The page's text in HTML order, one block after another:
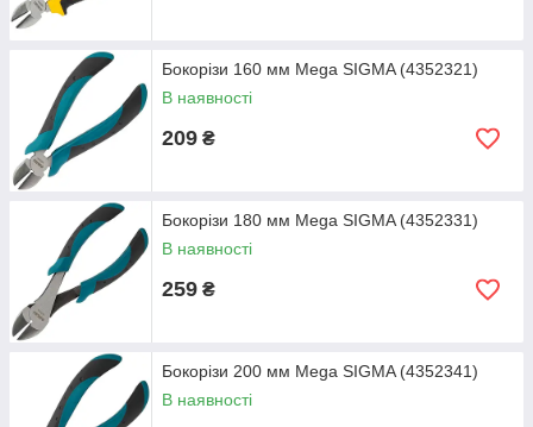
Бокорізи 160 мм Mega SIGMA (4352321)
В наявності
209 ₴
Бокорізи 180 мм Mega SIGMA (4352331)
В наявності
259 ₴
Бокорізи 200 мм Mega SIGMA (4352341)
В наявності